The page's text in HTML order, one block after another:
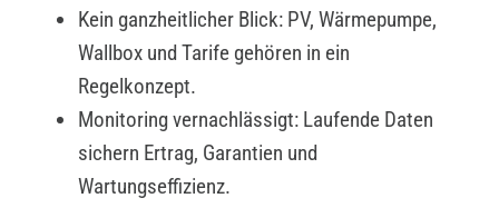
Kein ganzheitlicher Blick: PV, Wärmepumpe,
Wallbox und Tarife gehören in ein
Regelkonzept.
Monitoring vernachlässigt: Laufende Daten
sichern Ertrag, Garantien und
Wartungseffizienz.